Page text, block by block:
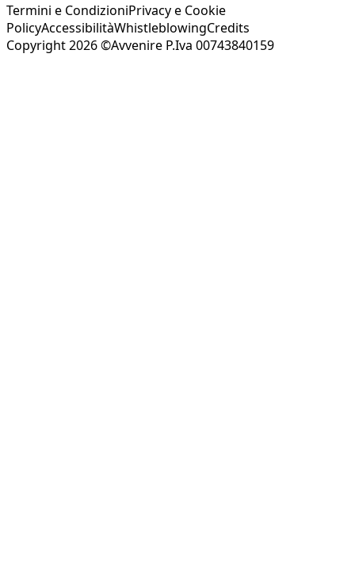
Termini e CondizioniPrivacy e Cookie
PolicyAccessibilitàWhistleblowingCredits
Copyright 2026 ©Avvenire P.Iva 00743840159